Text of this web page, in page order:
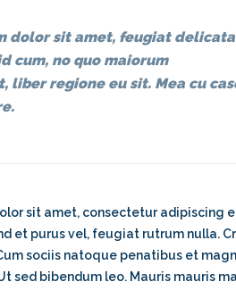
dolor sit amet, feugiat delicata
cum, no quo maiorum
liber regione eu sit. Mea cu
sit amet, consectetur adipiscing
et purus vel, feugiat rutrum nulla.
sociis natoque penatibus et
sed bibendum leo. Mauris mauris